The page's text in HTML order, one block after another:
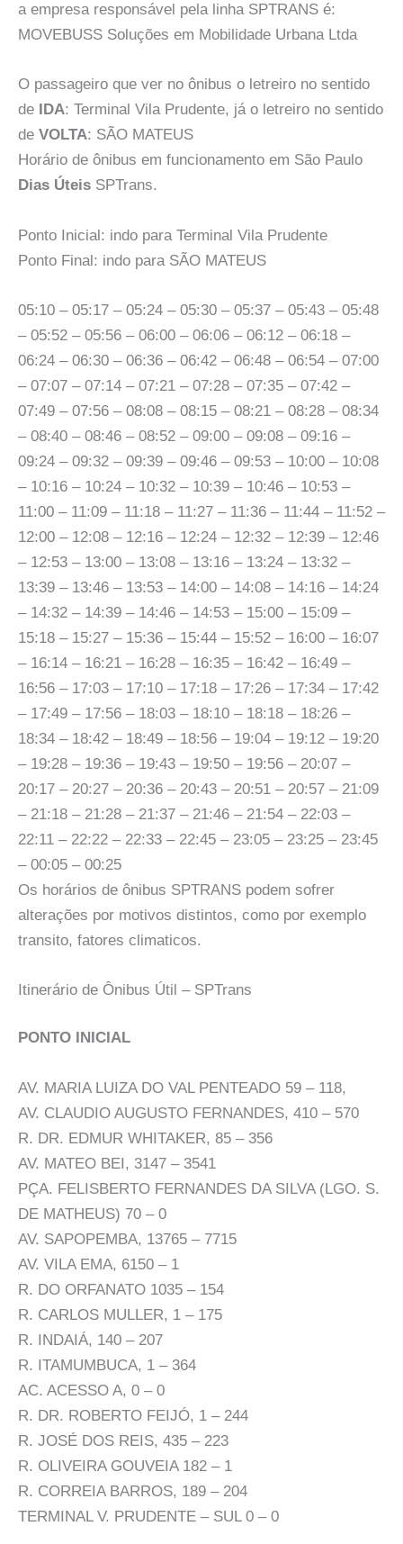
a empresa responsável pela linha SPTRANS é:
MOVEBUSS Soluções em Mobilidade Urbana Ltda
O passageiro que ver no ônibus o letreiro no sentido
de
IDA: Terminal Vila Prudente, já o letreiro no sentido
de VOLTA: SÃO MATEUS
Horário de ônibus em funcionamento em São Paulo
Dias Úteis SPTrans.
Ponto Inicial: indo para Terminal Vila Prudente
Ponto Final: indo para SÃO MATEUS
05:10 – 05:17 – 05:24 – 05:30 – 05:37 – 05:43 – 05:48
– 05:52 – 05:56 – 06:00 – 06:06 – 06:12 – 06:18 –
06:24 – 06:30 – 06:36 – 06:42 – 06:48 – 06:54 – 07:00
– 07:07 – 07:14 – 07:21 – 07:28 – 07:35 – 07:42 –
07:49 – 07:56 – 08:08 – 08:15 – 08:21 – 08:28 – 08:34
– 08:40 – 08:46 – 08:52 – 09:00 – 09:08 – 09:16 –
09:24 – 09:32 – 09:39 – 09:46 – 09:53 – 10:00 – 10:08
– 10:16 – 10:24 – 10:32 – 10:39 – 10:46 – 10:53 –
11:00 – 11:09 – 11:18 – 11:27 – 11:36 – 11:44 – 11:52 –
12:00 – 12:08 – 12:16 – 12:24 – 12:32 – 12:39 – 12:46
– 12:53 – 13:00 – 13:08 – 13:16 – 13:24 – 13:32 –
13:39 – 13:46 – 13:53 – 14:00 – 14:08 – 14:16 – 14:24
– 14:32 – 14:39 – 14:46 – 14:53 – 15:00 – 15:09 –
15:18 – 15:27 – 15:36 – 15:44 – 15:52 – 16:00 – 16:07
– 16:14 – 16:21 – 16:28 – 16:35 – 16:42 – 16:49 –
16:56 – 17:03 – 17:10 – 17:18 – 17:26 – 17:34 – 17:42
– 17:49 – 17:56 – 18:03 – 18:10 – 18:18 – 18:26 –
18:34 – 18:42 – 18:49 – 18:56 – 19:04 – 19:12 – 19:20
– 19:28 – 19:36 – 19:43 – 19:50 – 19:56 – 20:07 –
20:17 – 20:27 – 20:36 – 20:43 – 20:51 – 20:57 – 21:09
– 21:18 – 21:28 – 21:37 – 21:46 – 21:54 – 22:03 –
22:11 – 22:22 – 22:33 – 22:45 – 23:05 – 23:25 – 23:45
– 00:05 – 00:25
Os horários de ônibus SPTRANS podem sofrer
alterações por motivos distintos, como por exemplo
transito, fatores climaticos.
Itinerário de Ônibus Útil – SPTrans
PONTO INICIAL
AV. MARIA LUIZA DO VAL PENTEADO 59 – 118,
AV. CLAUDIO AUGUSTO FERNANDES, 410 – 570
R. DR. EDMUR WHITAKER, 85 – 356
AV. MATEO BEI, 3147 – 3541
PÇA. FELISBERTO FERNANDES DA SILVA (LGO. S.
DE MATHEUS) 70 – 0
AV. SAPOPEMBA, 13765 – 7715
AV. VILA EMA, 6150 – 1
R. DO ORFANATO 1035 – 154
R. CARLOS MULLER, 1 – 175
R. INDAIÁ, 140 – 207
R. ITAMUMBUCA, 1 – 364
AC. ACESSO A, 0 – 0
R. DR. ROBERTO FEIJÓ, 1 – 244
R. JOSÉ DOS REIS, 435 – 223
R. OLIVEIRA GOUVEIA 182 – 1
R. CORREIA BARROS, 189 – 204
TERMINAL V. PRUDENTE – SUL 0 – 0